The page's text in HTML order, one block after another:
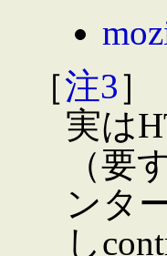
［注3］
実は
（要
ンタ
し